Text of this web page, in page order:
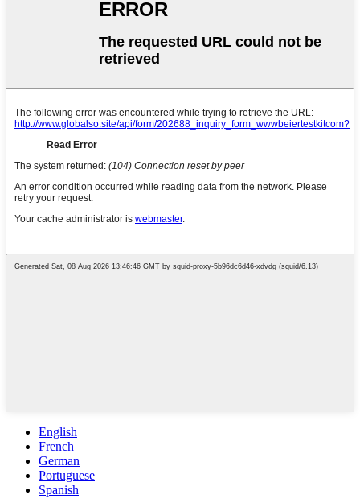
English
French
German
Portuguese
Spanish